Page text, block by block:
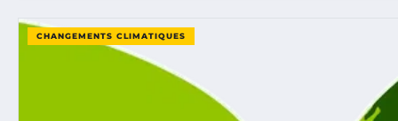
CHANGEMENTS CLIMATIQUES